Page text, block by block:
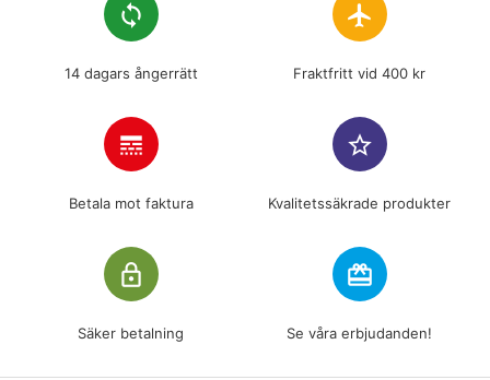
loop
14 dagars ångerrätt
flight
Fraktfritt vid 400 kr
line_style
Betala mot faktura
star_border
Kvalitetssäkrade produkter
lock_outline
Säker betalning
redeem
Se våra erbjudanden!